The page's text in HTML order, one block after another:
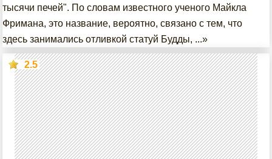
тысячи печей". По словам известного ученого Майкла
Фримана, это название, вероятно, связано с тем, что
здесь занимались отливкой статуй Будды, ...»
2.5